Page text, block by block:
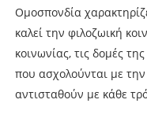
Ομοσπονδία
καλεί την φιλοζωική
κοινωνίας, τις δομές
που ασχολούνται με
αντισταθούν με κάθε